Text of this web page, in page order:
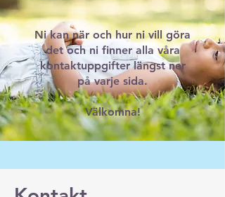
Ni kan när och hur ni vill göra
det och ni finner alla våra
kontaktuppgifter längst ner
på varje sida.
Välkomna!